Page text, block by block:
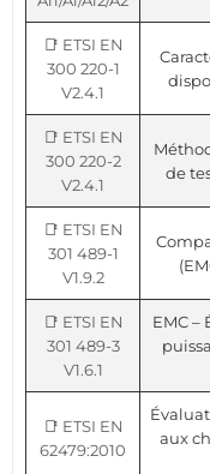
📑 ETSI EN
300 220-1
V2.4.1
📑 ETSI EN
300 220-2
V2.4.1
de
📑 ETSI EN
301 489-1
V1.9.2
📑 ETSI EN
301 489-3
V1.6.1
EMC
📑 ETSI EN
62479:2010
aux